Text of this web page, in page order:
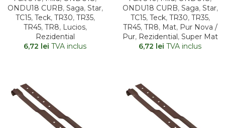
ONDU18 CURB, Saga, Star,
TC15, Teck, TR30, TR35,
TR45, TR8, Lucios,
Rezidential
6,72 lei TVA inclus
ONDU18 CURB, Saga, Star,
TC15, Teck, TR30, TR35,
TR45, TR8, Mat, Pur Nova /
Pur, Rezidential , Super Mat
6,72 lei TVA inclus